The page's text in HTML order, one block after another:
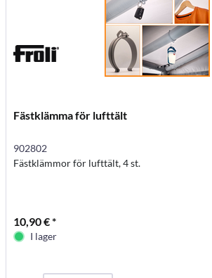
Fästklämma för lufttält
902802
Fästklämmor för lufttält, 4 st.
10,90 € *
I lager